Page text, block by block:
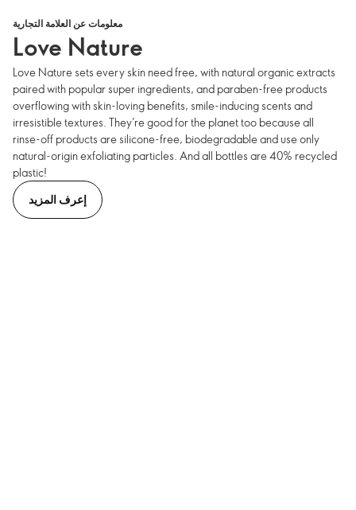
معلومات عن العلامة التجارية
Love Nature
Love Nature sets every skin need free, with natural organic extracts
paired with popular super ingredients, and paraben-free products
overflowing with skin-loving benefits, smile-inducing scents and
irresistible textures. They’re good for the planet too because all
rinse-off products are silicone-free, biodegradable and use only
natural-origin exfoliating particles. And all bottles are 40% recycled
plastic!
إعرف المزيد